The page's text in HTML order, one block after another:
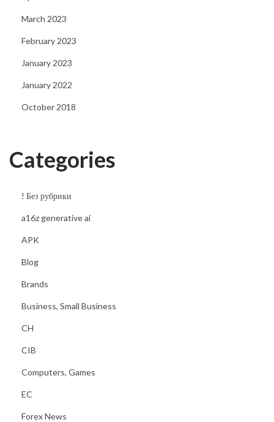
March 2023
February 2023
January 2023
January 2022
October 2018
Categories
! Без рубрики
a16z generative ai
APK
Blog
Brands
Business, Small Business
CH
CIB
Computers, Games
EC
Forex News